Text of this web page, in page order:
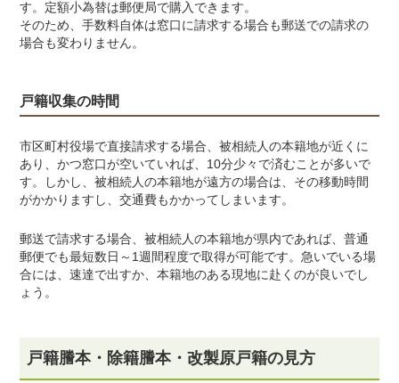
す。定額小為替は郵便局で購入できます。
そのため、手数料自体は窓口に請求する場合も郵送での請求の
場合も変わりません。
戸籍収集の時間
市区町村役場で直接請求する場合、被相続人の本籍地が近くに
あり、かつ窓口が空いていれば、10分少々で済むことが多いで
す。しかし、被相続人の本籍地が遠方の場合は、その移動時間
がかかりますし、交通費もかかってしまいます。
郵送で請求する場合、被相続人の本籍地が県内であれば、普通
郵便でも最短数日～1週間程度で取得が可能です。急いでいる場
合には、速達で出すか、本籍地のある現地に赴くのが良いでし
ょう。
戸籍謄本・除籍謄本・改製原戸籍の見方